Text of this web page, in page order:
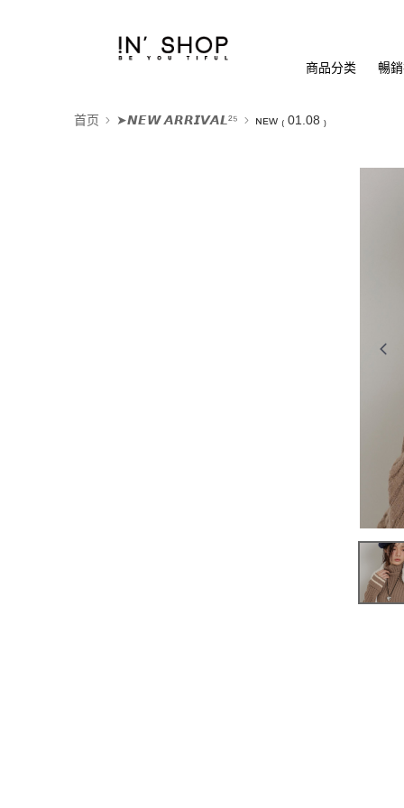
商品分类 暢
首页 ➤𝙉𝙀𝙒 𝘼𝙍𝙍𝙄𝙑𝘼𝙇²⁵ ɴᴇᴡ ₍ 01.08 ₎